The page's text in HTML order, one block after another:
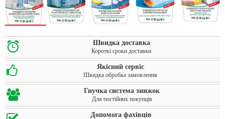
Швидка доставка
Короткі сроки доставки
Якісний сервіс
Швидка обробка замовлення
Гнучка система знижок
Для постійних покупців
Допомога фахівців